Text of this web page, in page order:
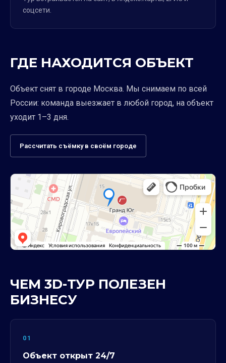
соцсети.
ГДЕ НАХОДИТСЯ ОБЪЕКТ
Объект снят в городе Москва. Мы снимаем по всей
России: команда выезжает в любой город, на объект
уходит 1–3 дня.
Рассчитать съёмку в своём городе
ЧЕМ 3D-ТУР ПОЛЕЗЕН
БИЗНЕСУ
01
Объект открыт 24/7